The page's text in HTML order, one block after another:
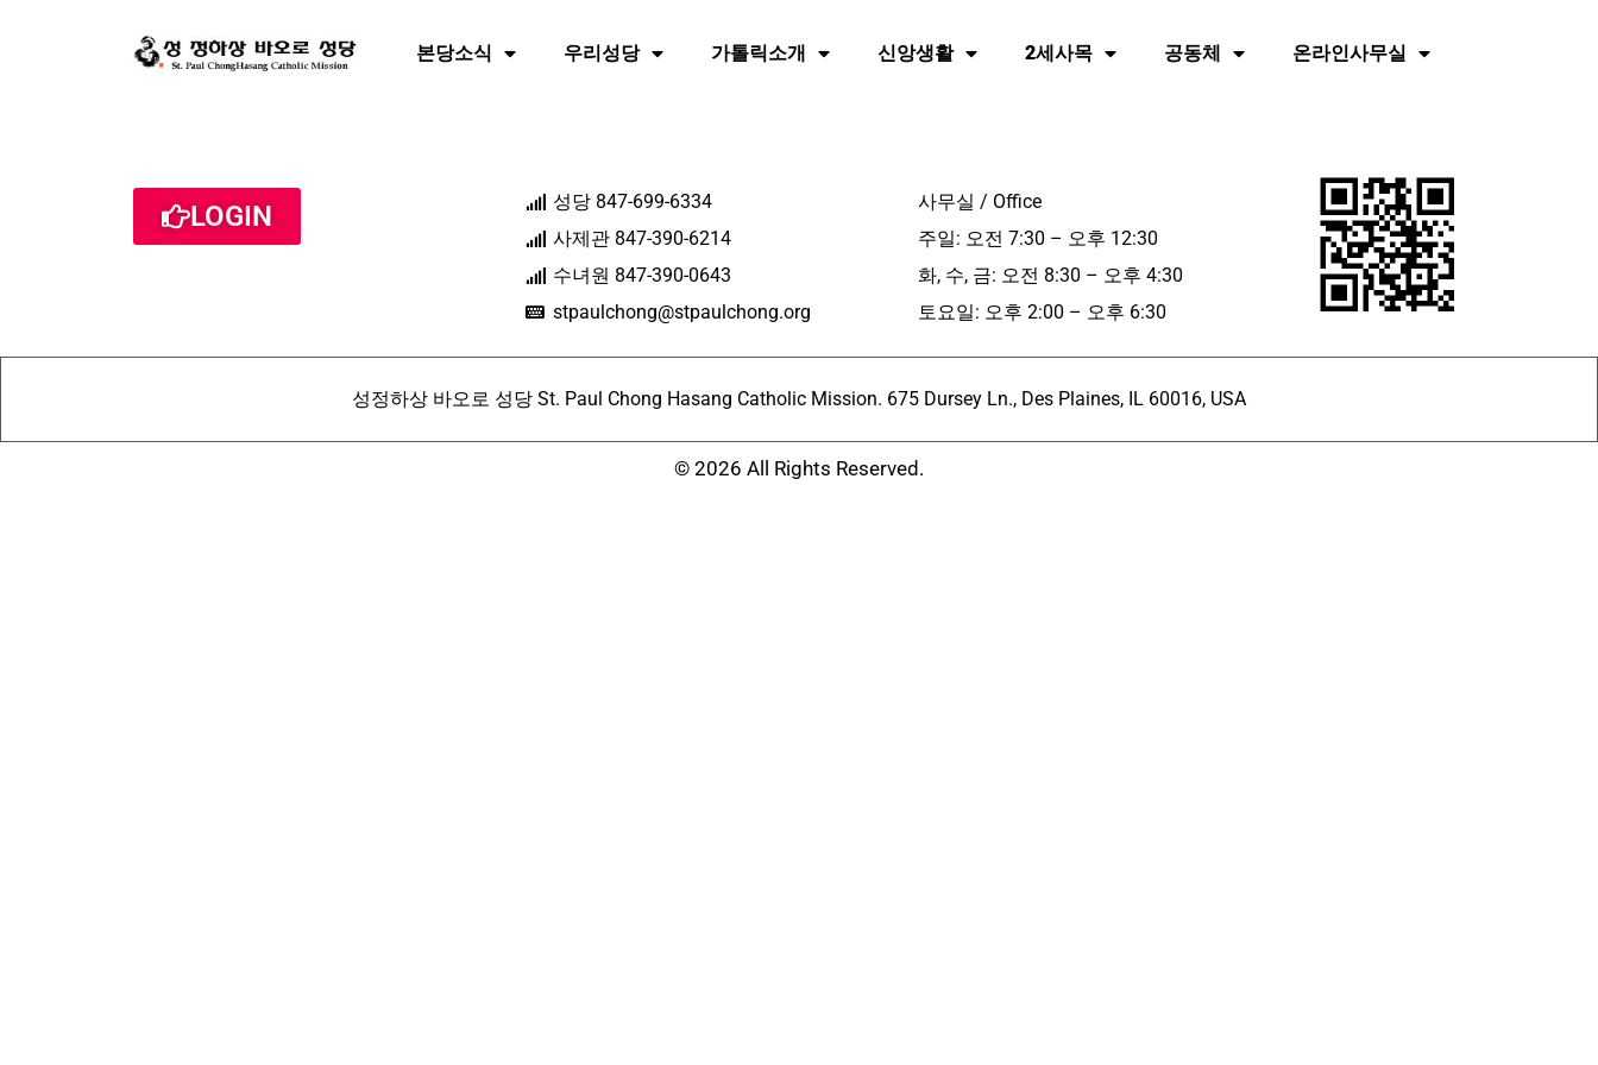
본당소식 우리성당 가톨릭소개 신앙생활 2세사목 공동체 온라인사무실
LOGIN
성당 847-699-6334
사제관 847-390-6214
수녀원 847-390-0643
stpaulchong@stpaulchong.org
사무실 / Office
주일: 오전 7:30 – 오후 12:30
화, 수, 금: 오전 8:30 – 오후 4:30
토요일: 오후 2:00 – 오후 6:30
성정하상 바오로 성당 St. Paul Chong Hasang Catholic Mission. 675 Dursey Ln., Des Plaines, IL 60016, USA
© 2026 All Rights Reserved.